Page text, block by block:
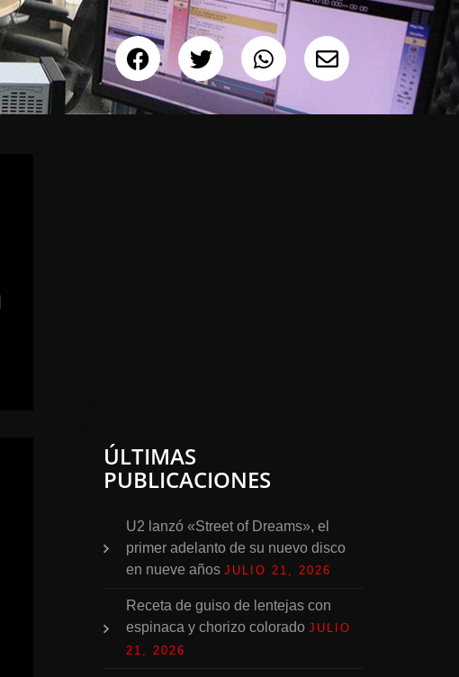
ÚLTIMAS
PUBLICACIONES
U2 lanzó «Street of Dreams», el
primer adelanto de su nuevo disco
en nueve años JULIO 21, 2026
Receta de guiso de lentejas con
espinaca y chorizo colorado JULIO
21, 2026